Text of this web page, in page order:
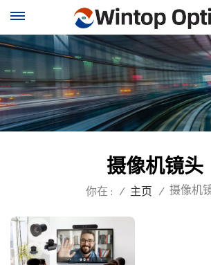
摄像机镜头
你在 : / 主页 / 摄像机